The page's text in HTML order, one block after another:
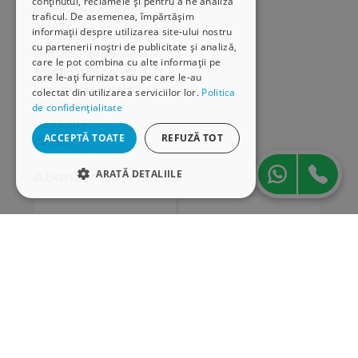
traficul. De asemenea, împărtășim
informații despre utilizarea site-ului nostru
cu partenerii noștri de publicitate și analiză,
care le pot combina cu alte informații pe
care le-ați furnizat sau pe care le-au
colectat din utilizarea serviciilor lor. Politica
de confidențialitate
ACCEPTĂ TOATE REFUZĂ TOT
ARATĂ DETALIILE
Serviciu clienți
Comunitatea Hamangiu
Cum comand online
Modalități de plată
Livrarea produselor
SEAP/SICAP
Hartă site
Cariere
Abonare newsletter